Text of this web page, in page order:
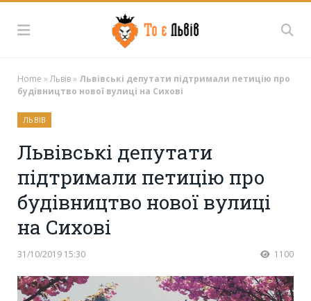
Home »Львів» Львівські депутати підтримали петицію про
будівництво нової вулиці на Сихові
ЛЬВІВ
Львівські депутати
підтримали петицію про
будівництво нової вулиці
на Сихові
31/10/2019 15:30 1100